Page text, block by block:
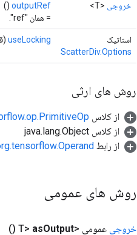
خروجی <T>
outputRef
()
= همان "ref".
استاتیک
ScatterDiv.Options
useLocking
روش های ارثی
از کلاس
از کلاس java.lang.Object
از رابط
روش های عمومی
خروجی عمومی <T> asOutput
()